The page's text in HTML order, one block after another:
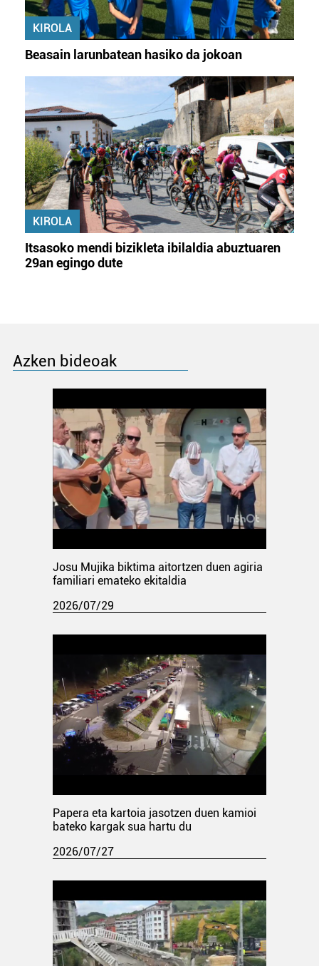
KIROLA
Beasain larunbatean hasiko da jokoan
KIROLA
Itsasoko mendi bizikleta ibilaldia abuztuaren
29an egingo dute
Azken bideoak
Josu Mujika biktima aitortzen duen agiria
familiari emateko ekitaldia
2026/07/29
Papera eta kartoia jasotzen duen kamioi
bateko kargak sua hartu du
2026/07/27